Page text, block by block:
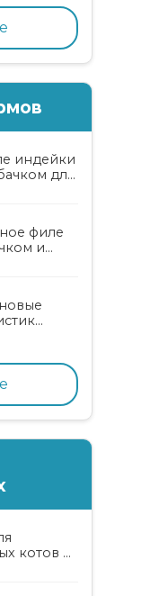
и алоэ
индейки
для
филе
и
котов и